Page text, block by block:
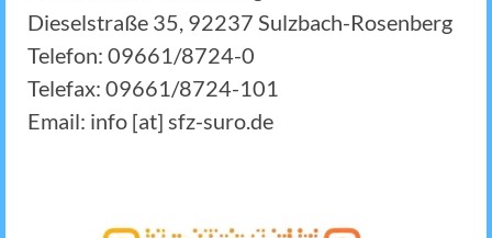
Dieselstraße 35, 92237 Sulzbach-Rosenberg
Telefon: 09661/8724-0
Telefax: 09661/8724-101
Email: info [at] sfz-suro.de